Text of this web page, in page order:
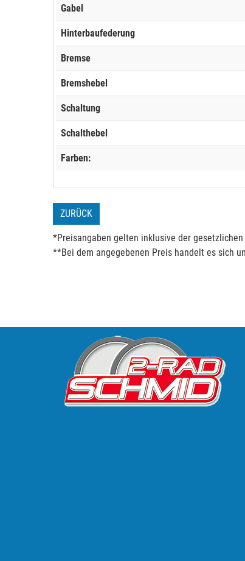
Gabel
Hinterbaufederung
Bremse
Bremshebel
Schaltung
Schalthebel
Farben:
ZURÜCK
*Preisangaben gelten inklusive der
**Bei dem angegebenen Preis handelt es sich